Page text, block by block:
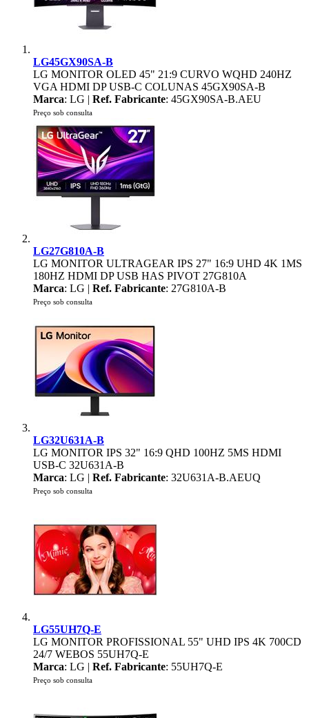
LG45GX90SA-B
LG MONITOR OLED 45" 21:9 CURVO WQHD 240HZ
VGA HDMI DP USB-C COLUNAS 45GX90SA-B
Marca: LG | Ref. Fabricante: 45GX90SA-B.AEU
Preço sob consulta
LG27G810A-B
LG MONITOR ULTRAGEAR IPS 27" 16:9 UHD 4K 1MS
180HZ HDMI DP USB HAS PIVOT 27G810A
Marca: LG | Ref. Fabricante: 27G810A-B
Preço sob consulta
LG32U631A-B
LG MONITOR IPS 32" 16:9 QHD 100HZ 5MS HDMI
USB-C 32U631A-B
Marca: LG | Ref. Fabricante: 32U631A-B.AEUQ
Preço sob consulta
LG55UH7Q-E
LG MONITOR PROFISSIONAL 55" UHD IPS 4K 700CD
24/7 WEBOS 55UH7Q-E
Marca: LG | Ref. Fabricante: 55UH7Q-E
Preço sob consulta